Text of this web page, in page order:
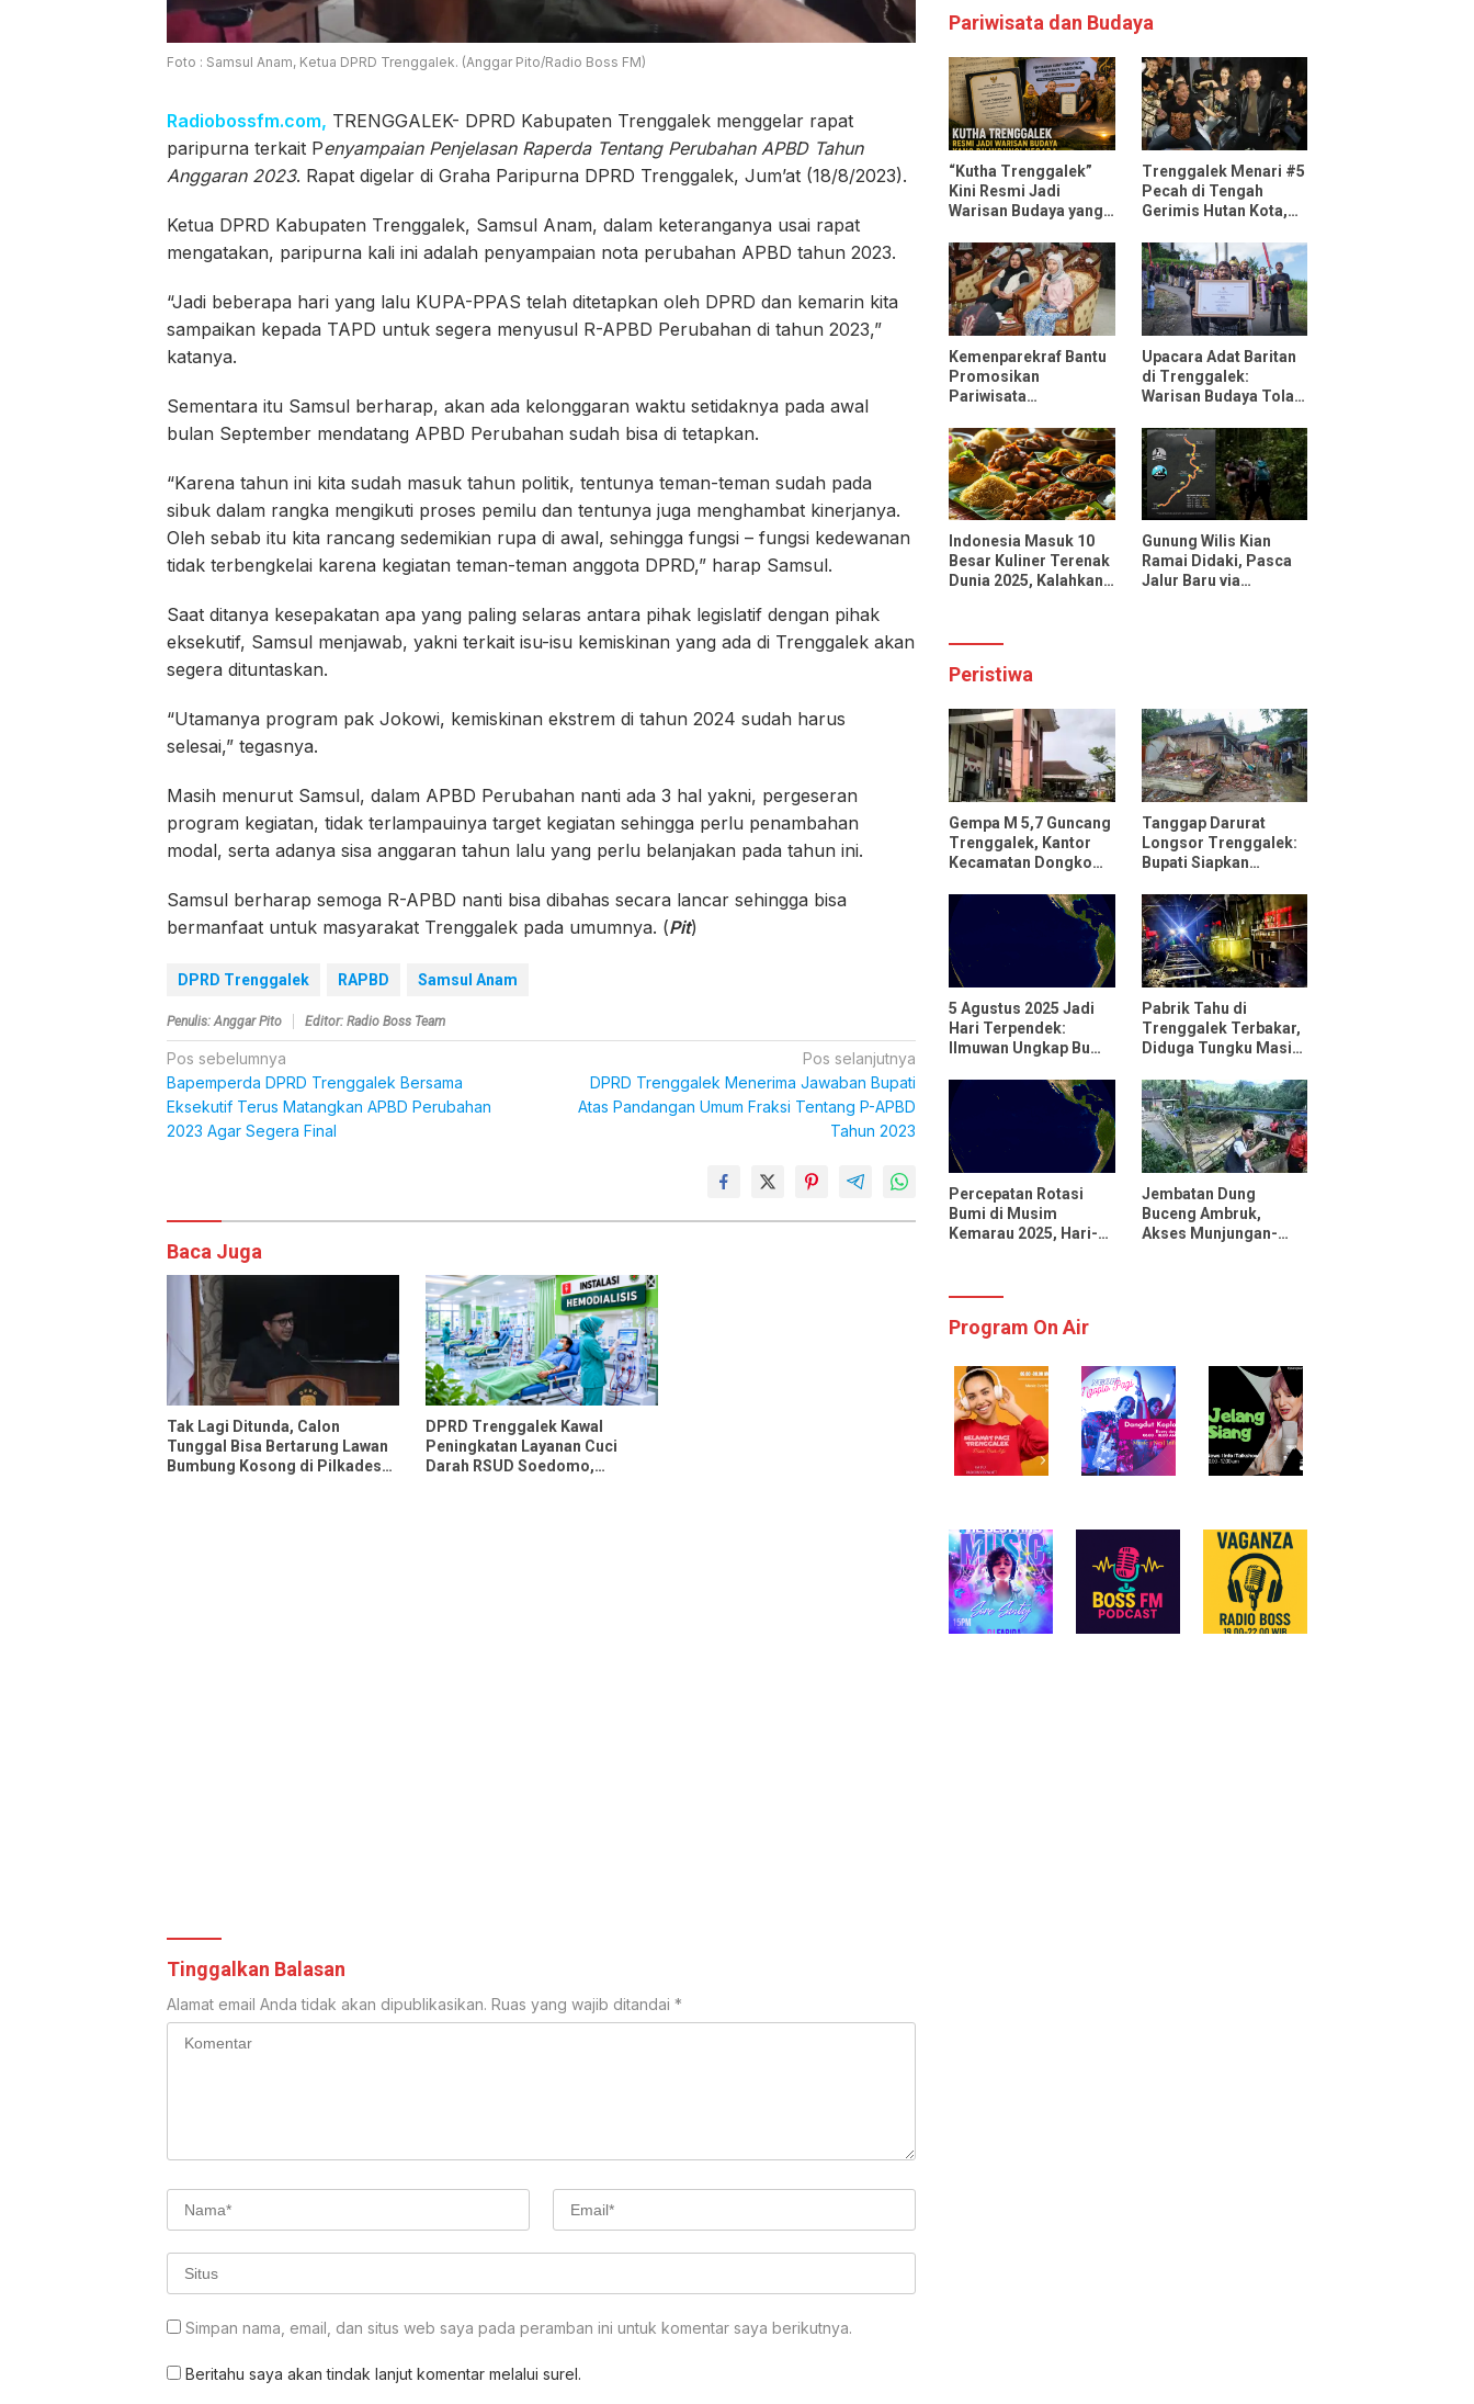
Foto : Samsul Anam, Ketua DPRD Trenggalek. (Anggar Pito/Radio Boss FM)
Radiobossfm.com, TRENGGALEK- DPRD Kabupaten Trenggalek menggelar rapat
paripurna terkait Penyampaian Penjelasan Raperda Tentang Perubahan APBD Tahun
Anggaran 2023. Rapat digelar di Graha Paripurna DPRD Trenggalek, Jum’at (18/8/2023).
Ketua DPRD Kabupaten Trenggalek, Samsul Anam, dalam keteranganya usai rapat
mengatakan, paripurna kali ini adalah penyampaian nota perubahan APBD tahun 2023.
“Jadi beberapa hari yang lalu KUPA-PPAS telah ditetapkan oleh DPRD dan kemarin kita
sampaikan kepada TAPD untuk segera menyusul R-APBD Perubahan di tahun 2023,”
katanya.
Sementara itu Samsul berharap, akan ada kelonggaran waktu setidaknya pada awal
bulan September mendatang APBD Perubahan sudah bisa di tetapkan.
“Karena tahun ini kita sudah masuk tahun politik, tentunya teman-teman sudah pada
sibuk dalam rangka mengikuti proses pemilu dan tentunya juga menghambat kinerjanya.
Oleh sebab itu kita rancang sedemikian rupa di awal, sehingga fungsi – fungsi kedewanan
tidak terbengkelai karena kegiatan teman-teman anggota DPRD,” harap Samsul.
Saat ditanya kesepakatan apa yang paling selaras antara pihak legislatif dengan pihak
eksekutif, Samsul menjawab, yakni terkait isu-isu kemiskinan yang ada di Trenggalek akan
segera dituntaskan.
“Utamanya program pak Jokowi, kemiskinan ekstrem di tahun 2024 sudah harus
selesai,” tegasnya.
Masih menurut Samsul, dalam APBD Perubahan nanti ada 3 hal yakni, pergeseran
program kegiatan, tidak terlampauinya target kegiatan sehingga perlu penambahan
modal, serta adanya sisa anggaran tahun lalu yang perlu belanjakan pada tahun ini.
Samsul berharap semoga R-APBD nanti bisa dibahas secara lancar sehingga bisa
bermanfaat untuk masyarakat Trenggalek pada umumnya. (Pit)
DPRD Trenggalek RAPBD Samsul Anam
Penulis: Anggar Pito Editor: Radio Boss Team
Navigasi
pos
Pos sebelumnya
Bapemperda DPRD Trenggalek Bersama
Eksekutif Terus Matangkan APBD Perubahan
2023 Agar Segera Final
Pos selanjutnya
DPRD Trenggalek Menerima Jawaban Bupati
Atas Pandangan Umum Fraksi Tentang P-APBD
Tahun 2023
Komentar
Baca Juga
Tak Lagi Ditunda, Calon
Tunggal Bisa Bertarung Lawan
Bumbung Kosong di Pilkades
DPRD Trenggalek Kawal
Peningkatan Layanan Cuci
Darah RSUD Soedomo,
Tinggalkan Balasan
Alamat email Anda tidak akan dipublikasikan. Ruas yang wajib ditandai *
Simpan nama, email, dan situs web saya pada peramban ini untuk komentar saya berikutnya.
Beritahu saya akan tindak lanjut komentar melalui surel.
Pariwisata dan Budaya
“Kutha Trenggalek”
Kini Resmi Jadi
Warisan Budaya yang
Trenggalek Menari #5
Pecah di Tengah
Gerimis Hutan Kota,
Ngrembaka dan
Nyawiji
Kemenparekraf Bantu
Promosikan
Pariwisata
Trip Bersama
Influencer dan Media
Nasional
Upacara Adat Baritan
di Trenggalek:
Warisan Budaya Tolak
Lewat Festival Desa
Indonesia Masuk 10
Besar Kuliner Terenak
Dunia 2025, Kalahkan
Gunung Wilis Kian
Ramai Didaki, Pasca
Jalur Baru via
Peristiwa
Gempa M 5,7 Guncang
Trenggalek, Kantor
Kecamatan Dongko
Tanggap Darurat
Longsor Trenggalek:
Bupati Siapkan
Rencana Relokasi
untuk 95 Rumah
5 Agustus 2025 Jadi
Hari Terpendek:
Ilmuwan Ungkap Bumi
dari Biasanya
Pabrik Tahu di
Trenggalek Terbakar,
Diduga Tungku Masih
Percepatan Rotasi
Bumi di Musim
Kemarau 2025, Hari-
Jembatan Dung
Buceng Ambruk,
Akses Munjungan-
Program On Air